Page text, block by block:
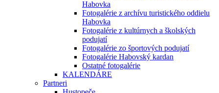
Habovka
Fotogalérie z archívu turistického oddielu
Habovka
Fotogalérie z kultúrnych a školských
podujatí
Fotogalérie zo športových podujatí
Fotogalérie Habovský kardan
Ostatné fotogalérie
KALENDÁRE
Partneri